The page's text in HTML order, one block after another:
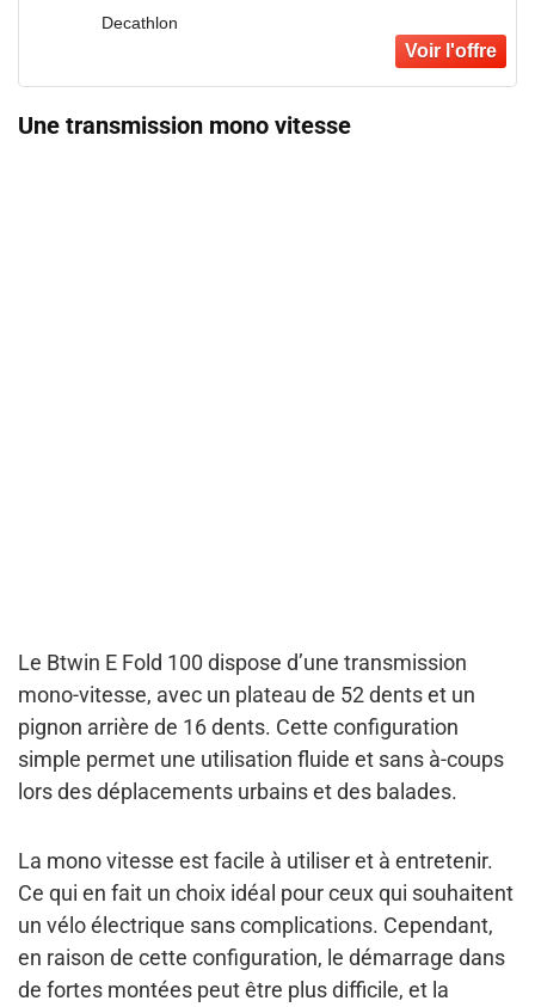
Decathlon
Une transmission mono vitesse
Le Btwin E Fold 100 dispose d’une transmission
mono-vitesse, avec un plateau de 52 dents et un
pignon arrière de 16 dents. Cette configuration
simple permet une utilisation fluide et sans à-coups
lors des déplacements urbains et des balades.
La mono vitesse est facile à utiliser et à entretenir.
Ce qui en fait un choix idéal pour ceux qui souhaitent
un vélo électrique sans complications. Cependant,
en raison de cette configuration, le démarrage dans
de fortes montées peut être plus difficile, et la